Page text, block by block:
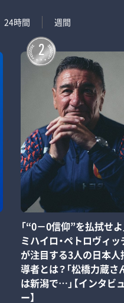
24時間 週間
2
「“0－0信仰”を払拭せよ
ミハイロ・ペトロヴィッ
が注目する3人の日本人
導者とは？「松橋力蔵さ
は新潟で…」【インタビュ
ー】